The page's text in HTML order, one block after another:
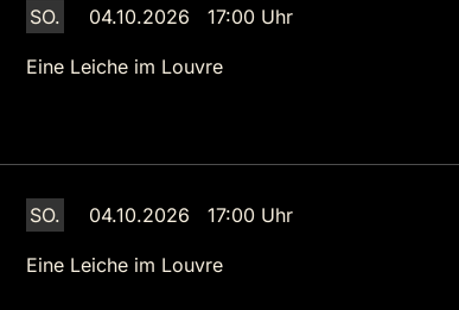
SO. 04.10.2026 17:00 Uhr
Eine Leiche im Louvre
SO. 04.10.2026 17:00 Uhr
Eine Leiche im Louvre